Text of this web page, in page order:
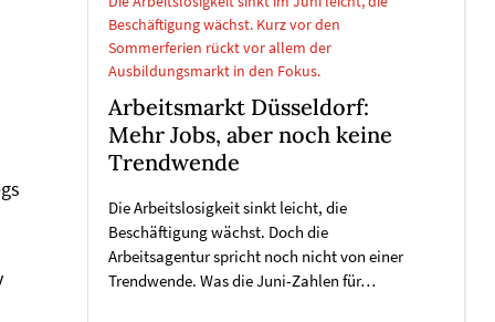
Beschäftigung wächst. Kurz vor den
Sommerferien rückt vor allem der
Ausbildungsmarkt in den Fokus.
Arbeitsmarkt Düsseldorf:
Mehr Jobs, aber noch keine
Trendwende
Die Arbeitslosigkeit sinkt leicht, die
Beschäftigung wächst. Doch die
Arbeitsagentur spricht noch nicht von einer
Trendwende. Was die Juni-Zahlen für…